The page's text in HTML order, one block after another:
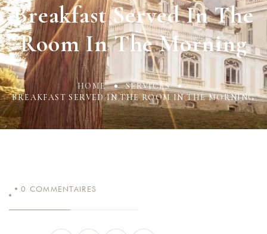
Breakfast Served In The
Room In The Morning
HOME
SERVICES
BREAKFAST SERVED IN THE ROOM IN THE MORNING
0 COMMENTAIRES